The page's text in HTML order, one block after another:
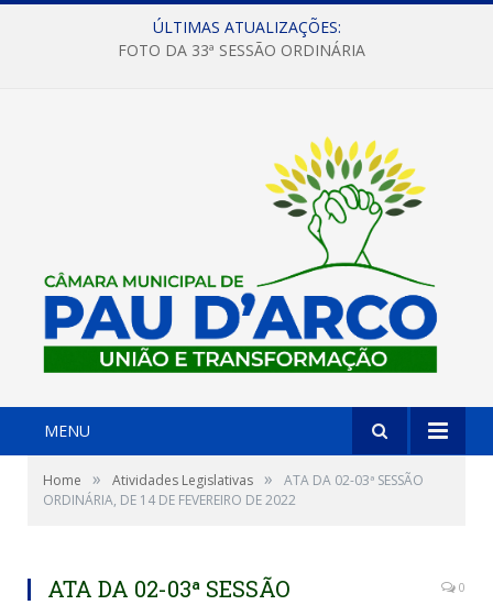
ÚLTIMAS ATUALIZAÇÕES:
FOTO DA 33ª SESSÃO ORDINÁRIA
MENU
Home » Atividades Legislativas »
ATA DA 02-03ª SESSÃO
ORDINÁRIA, DE 14 DE FEVEREIRO DE 2022
ATA DA 02-03ª SESSÃO
0